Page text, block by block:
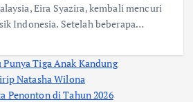
Eira Syazira, kembali mencuri
Indonesia. Setelah beberapa…
Punya Tiga Anak Kandung
Natasha Wilona
Penonton di Tahun 2026